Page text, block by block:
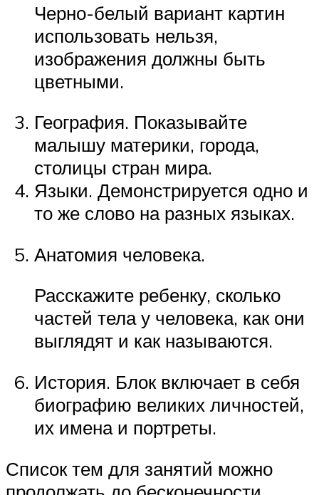
Черно-белый вариант картин
использовать нельзя,
изображения должны быть
цветными.
География. Показывайте
малышу материки, города,
столицы стран мира.
Языки. Демонстрируется одно и
то же слово на разных языках.
Анатомия человека.
Расскажите ребенку, сколько
частей тела у человека, как они
выглядят и как называются.
История. Блок включает в себя
биографию великих личностей,
их имена и портреты.
Список тем для занятий можно